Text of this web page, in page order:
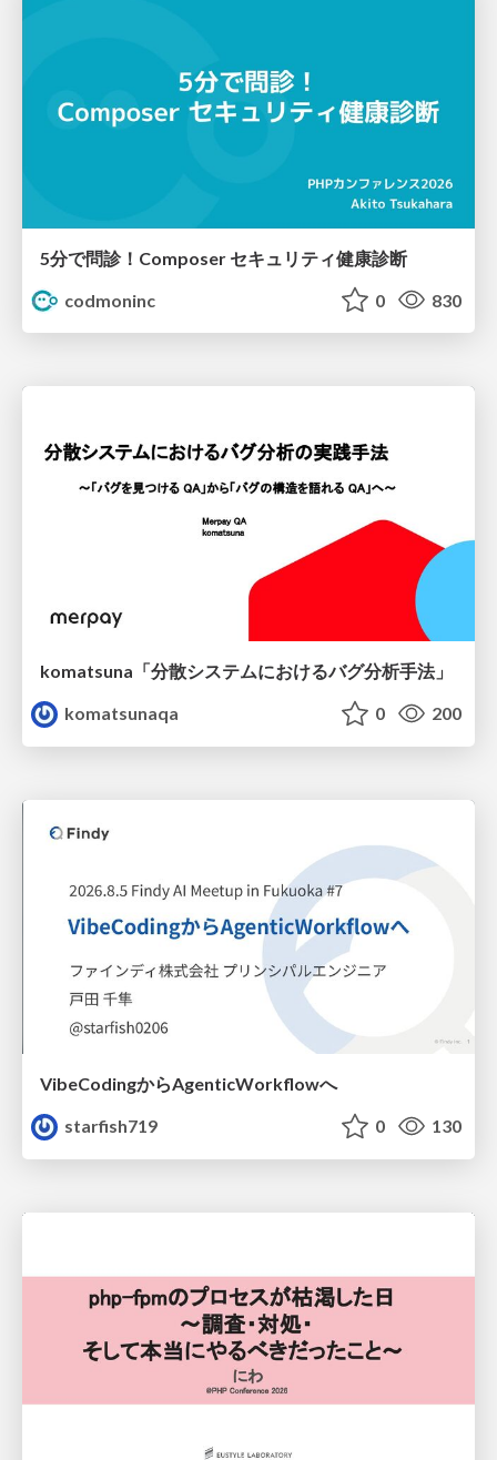
5分で問診！Composer セキュリティ健康診断
codmoninc
0 830
komatsuna「分散システムにおけるバグ分析手法」
komatsunaqa
0 200
VibeCodingからAgenticWorkflowへ
starfish719
0 130